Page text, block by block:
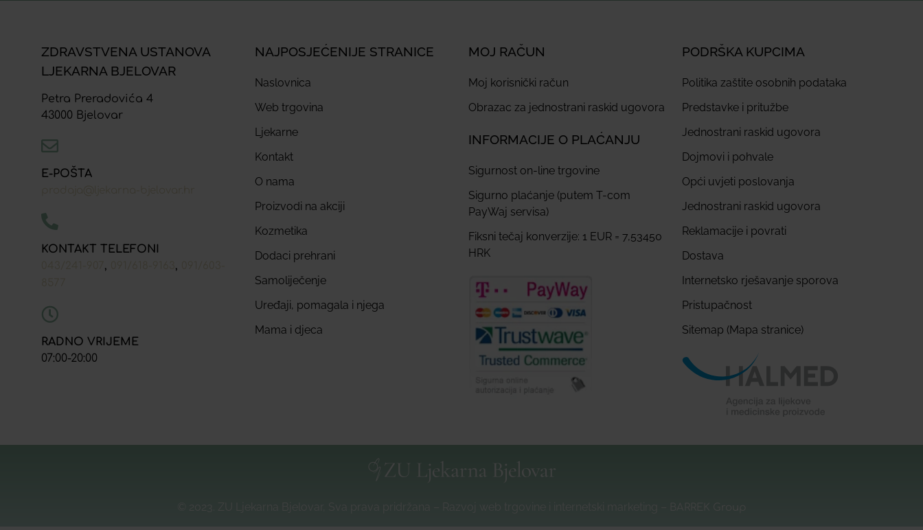
ZDRAVSTVENA USTANOVA
LJEKARNA BJELOVAR
Petra Preradovića 4
43000 Bjelovar
E-POŠTA
KONTAKT TELEFONI
, ,
RADNO VRIJEME
07:00-20:00
NAJPOSJEĆENIJE STRANICE
Naslovnica
Web trgovina
Ljekarne
Kontakt
O nama
Proizvodi na akciji
Kozmetika
Dodaci prehrani
Samoliječenje
Uređaji, pomagala i njega
Mama i djeca
MOJ RAČUN
Moj korisnički račun
Obrazac za jednostrani raskid ugovora
INFORMACIJE O PLAĆANJU
Sigurnost on-line trgovine
Sigurno plaćanje (putem T-com
PayWaj servisa)
Fiksni tečaj konverzije: 1 EUR = 7,53450
HRK
PODRŠKA KUPCIMA
Politika zaštite osobnih podataka
Predstavke i pritužbe
Jednostrani raskid ugovora
Dojmovi i pohvale
Opći uvjeti poslovanja
Jednostrani raskid ugovora
Reklamacije i povrati
Dostava
Internetsko rješavanje sporova
Pristupačnost
Sitemap (Mapa stranice)